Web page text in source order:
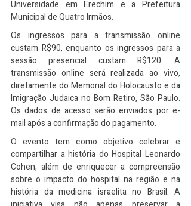
Universidade em Erechim e a Prefeitura
Municipal de Quatro Irmãos.
Os ingressos para a transmissão online
custam R$90, enquanto os ingressos para a
sessão presencial custam R$120. A
transmissão online será realizada ao vivo,
diretamente do Memorial do Holocausto e da
Imigração Judaica no Bom Retiro, São Paulo.
Os dados de acesso serão enviados por e-
mail após a confirmação do pagamento.
O evento tem como objetivo celebrar e
compartilhar a história do Hospital Leonardo
Cohen, além de enriquecer a compreensão
sobre o impacto do hospital na região e na
história da medicina israelita no Brasil. A